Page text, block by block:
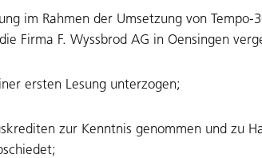
im Rahmen der Umsetzung von Tempo-
Firma F. Wyssbrod AG in Oensingen
ersten Lesung unterzogen;
zur Kenntnis genommen und zu